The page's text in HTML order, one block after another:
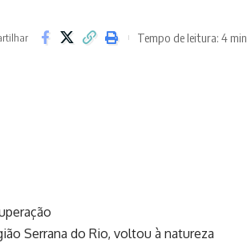
Tempo de leitura: 4 min
Serrana do Rio, voltou à natureza